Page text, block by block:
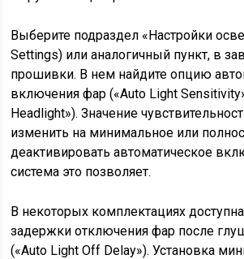
Выберите подраздел «Настройки
Settings) или аналогичный пункт, в
прошивки. В нем найдите опцию
включения фар («Auto Light
Headlight»). Значение
изменить на минимальное или
деактивировать автоматическое
система это позволяет.
В некоторых комплектациях
задержки отключения фар после
(«Auto Light Off Delay»). Установка